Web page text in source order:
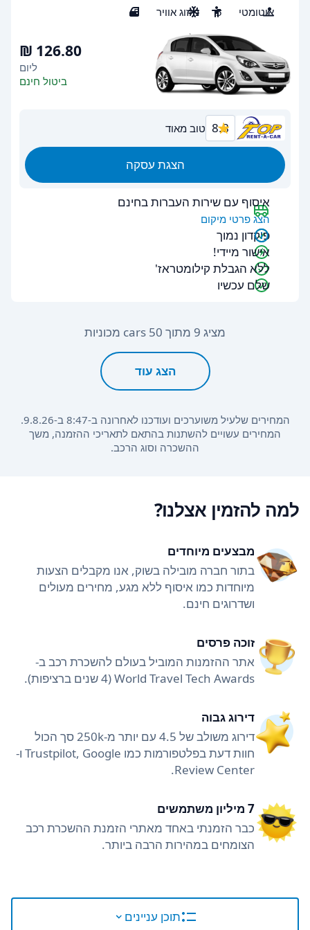
אוטומטי
5 מיזוג אוויר 5
ליום
ביטול חינם
8.8 טוב מאוד
הצגת עסקה
איסוף עם שירות העברות בחינם
הצג פרטי מיקום
פיקדון נמוך
אישור מיידי!
ללא הגבלת קילומטראז'
שלם עכשיו
מציג 9 מתוך 50 cars מכוניות
הצג עוד
המחירים שלעיל משוערכים ועודכנו לאחרונה ב-8:47 ב-9.8.26.
המחירים עשויים להשתנות בהתאם לתאריכי ההזמנה, משך
ההשכרה וסוג הרכב.
למה להזמין אצלנו?
מבצעים מיוחדים
בתור חברה מובילה בשוק, אנו מקבלים הצעות
מיוחדות כמו איסוף ללא מגע, מחירים מעולים
ושדרוגים חינם.
זוכה פרסים
אתר ההזמנות המוביל בעולם להשכרת רכב ב-
World Travel Tech Awards (4 שנים ברציפות).
דירוג גבוה
דירוג משולב של 4.5 עם יותר מ-250k סך הכול
חוות דעת בפלטפורמות כמו Trustpilot, Google ו-
Review Center.
7 מיליון משתמשים
כבר הזמנתי באחד מאתרי הזמנת ההשכרת רכב
הצומחים במהירות הרבה ביותר.
תוכן עניינים